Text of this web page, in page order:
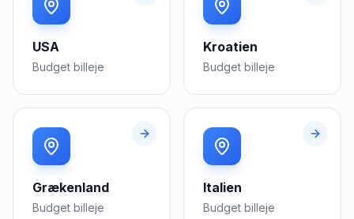
USA
Budget billeje
Kroatien
Budget billeje
Grækenland
Budget billeje
Italien
Budget billeje